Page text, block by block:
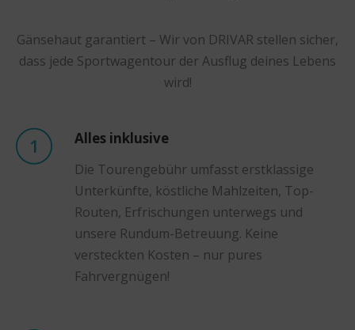
Gänsehaut garantiert – Wir von DRIVAR stellen sicher,
dass jede Sportwagentour der Ausflug deines Lebens
wird!
Alles inklusive
Die Tourengebühr umfasst erstklassige
Unterkünfte, köstliche Mahlzeiten, Top-
Routen, Erfrischungen unterwegs und
unsere Rundum-Betreuung. Keine
versteckten Kosten – nur pures
Fahrvergnügen!